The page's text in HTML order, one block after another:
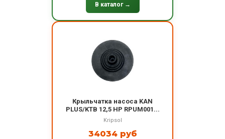
В каталог →
Крыльчатка насоса KAN
PLUS/KTB 12,5 HP RPUM001...
Kripsol
34034 руб